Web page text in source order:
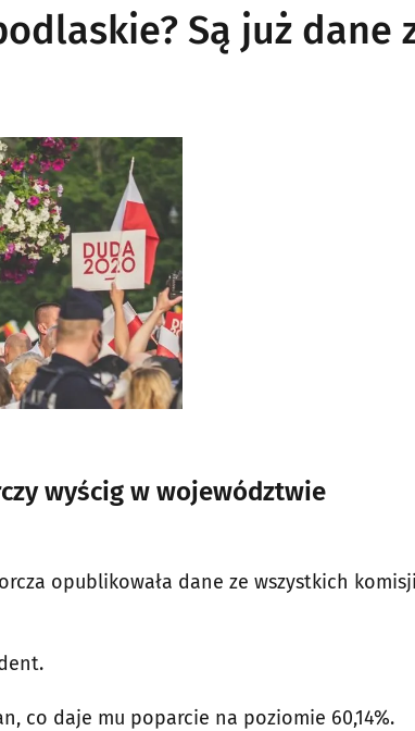
Są już dane
wyścig w województwie
opublikowała dane ze wszystkich komisji
co daje mu poparcie na poziomie 60,14%.